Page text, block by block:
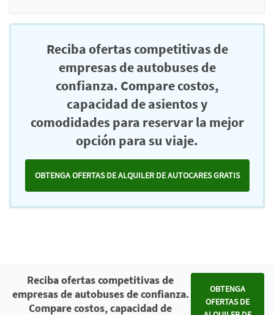
Reciba ofertas competitivas de
empresas de autobuses de
confianza. Compare costos,
capacidad de asientos y
comodidades para reservar la mejor
opción para su viaje.
OBTENGA OFERTAS DE ALQUILER DE AUTOCARES GRATIS
Reciba ofertas competitivas de
empresas de autobuses de confianza.
Compare costos, capacidad de
OBTENGA
OFERTAS DE